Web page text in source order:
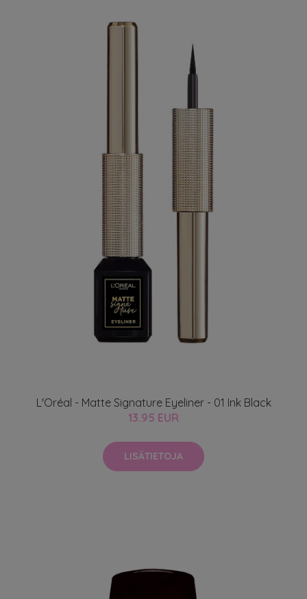
L'Oréal - Matte Signature Eyeliner - 01 Ink Black
13.95 EUR
LISÄTIETOJA